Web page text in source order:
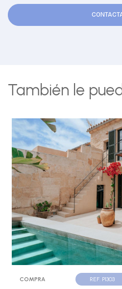
También le
COMPRA REF. P1303